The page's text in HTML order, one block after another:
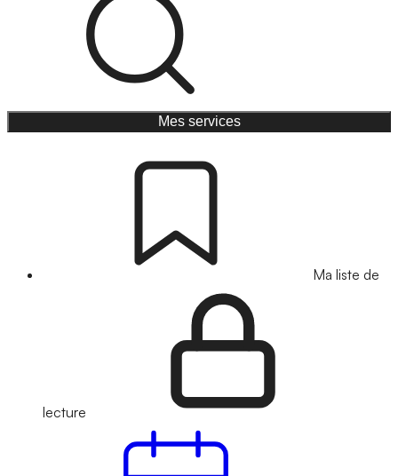
Mes services
Ma liste de
lecture